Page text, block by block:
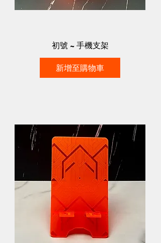
初號 ~ 手機支架
新增至購物車